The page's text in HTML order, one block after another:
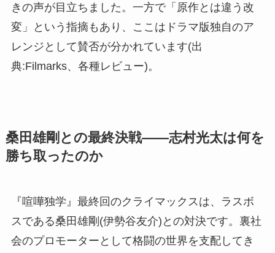
きの声が目立ちました。一方で「原作とは違う改
変」という指摘もあり、ここはドラマ版独自のア
レンジとして賛否が分かれています(出
典:Filmarks、各種レビュー)。
桑田雄剛との最終決戦——志村光太は何を
勝ち取ったのか
『喧嘩独学』最終回のクライマックスは、ラスボ
スである桑田雄剛(伊勢谷友介)との対決です。裏社
会のプロモーターとして格闘の世界を支配してき